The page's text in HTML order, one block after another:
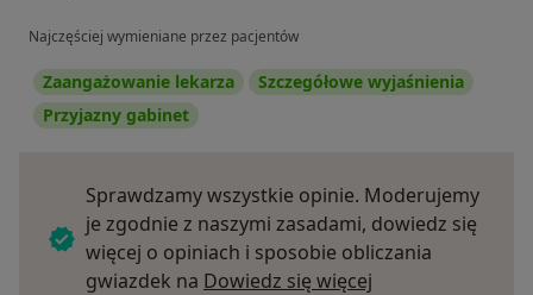
Najczęściej wymieniane przez pacjentów
Zaangażowanie lekarza
Szczegółowe wyjaśnienia
Przyjazny gabinet
Sprawdzamy wszystkie opinie. Moderujemy
je zgodnie z naszymi zasadami, dowiedz się
więcej o opiniach i sposobie obliczania
gwiazdek na Dowiedz się więcej